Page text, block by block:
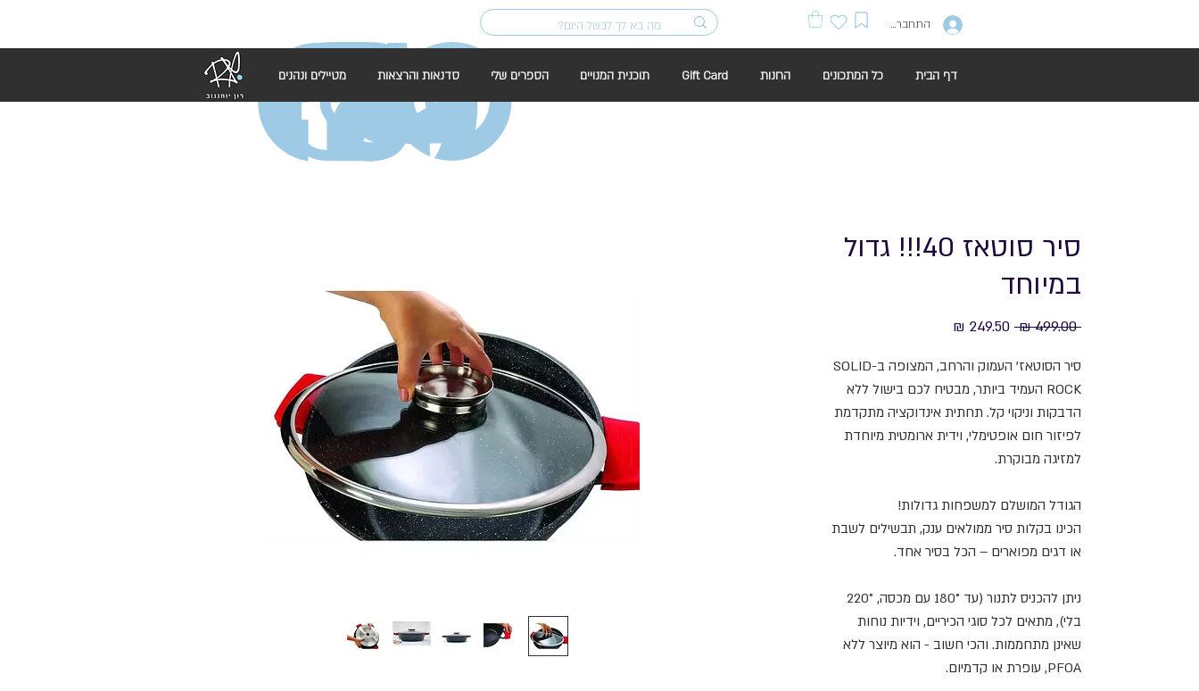
התחברות
דף הבית כל המתכונים החנות Gift Card תוכנית המנויים הספרים שלי סדנאות והרצאות מטיילים ונהנים
סיר סוטאז 40!!! גדול
במיוחד
‏499.00 ‏₪
מחיר
סיר הסוטאז' העמוק והרחב, המצופה ב-SOLID
ROCK העמיד ביותר, מבטיח לכם בישול ללא
הדבקות וניקוי קל. תחתית אינדוקציה מתקדמת
לפיזור חום אופטימלי, וידית ארומטית מיוחדת
למזיגה מבוקרת.
הגודל המושלם למשפחות גדולות!
הכינו בקלות סיר ממולאים ענק, תבשילים לשבת
או דגים מפוארים – הכל בסיר אחד.
ניתן להכניס לתנור (עד 180° עם מכסה, 220°
בלי), מתאים לכל סוגי הכיריים, וידיות נוחות
שאינן מתחממות. והכי חשוב - הוא מיוצר ללא
PFOA, עופרת או קדמיום.